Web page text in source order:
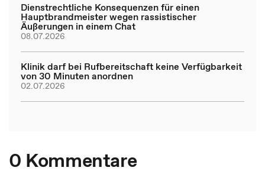
Dienstrechtliche Konsequenzen für einen
Hauptbrandmeister wegen rassistischer
Äußerungen in einem Chat
08.07.2026
Klinik darf bei Rufbereitschaft keine Verfügbarkeit
von 30 Minuten anordnen
02.07.2026
0 Kommentare